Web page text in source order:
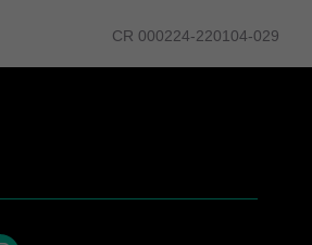
CR 000224-220104-029